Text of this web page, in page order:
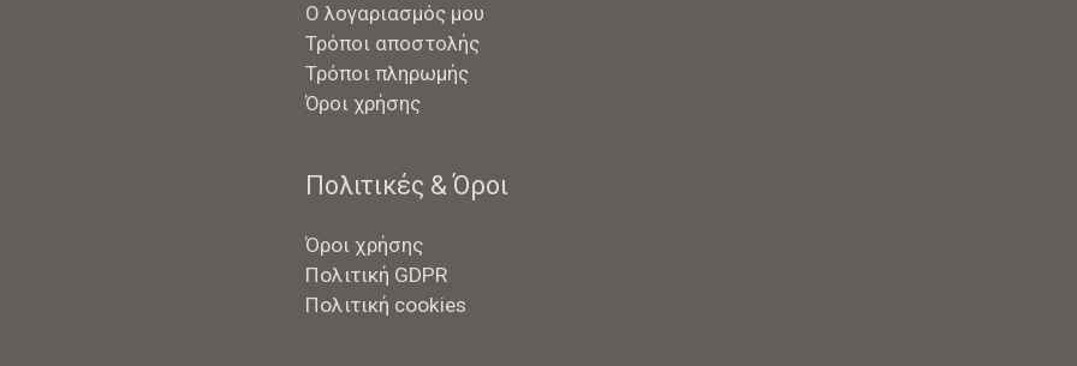
Ο λογαριασμός μου
Τρόποι αποστολής
Τρόποι πληρωμής
Όροι χρήσης
Πολιτικές & Όροι
Όροι χρήσης
Πολιτική GDPR
Πολιτική cookies